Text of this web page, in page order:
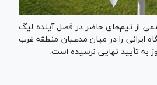
از تیم‌های حاضر در فصل آینده لیگ
ایرانی را در میان مدعیان منطقه غرب
به تأیید نهایی نرسیده است.